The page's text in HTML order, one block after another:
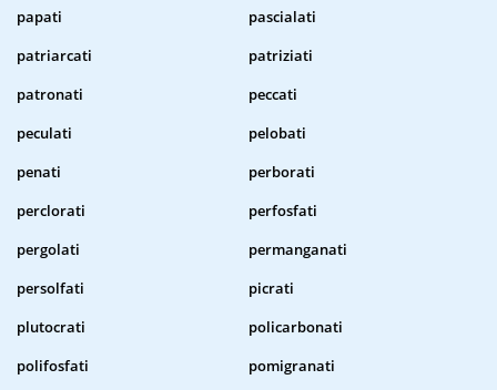
papati
pascialati
patriarcati
patriziati
patronati
peccati
peculati
pelobati
penati
perborati
perclorati
perfosfati
pergolati
permanganati
persolfati
picrati
plutocrati
policarbonati
polifosfati
pomigranati